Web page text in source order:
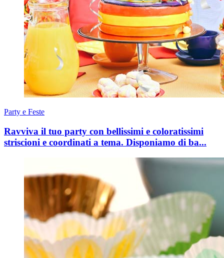
Party e Feste
Ravviva il tuo party con bellissimi e coloratissimi
striscioni e coordinati a tema. Disponiamo di ba...